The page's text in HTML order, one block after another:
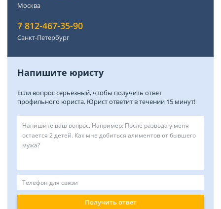
Москва
7 812-467-35-90
Санкт-Петербург
Напишите юристу
Если вопрос серьёзный, чтобы получить ответ
профильного юриста. Юрист ответит в течении 15 минут!
Получить ответ